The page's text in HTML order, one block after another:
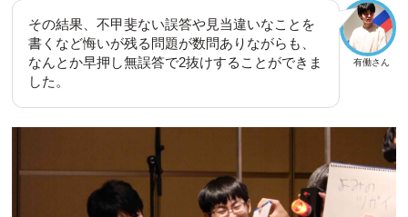
有働さん
その結果、不甲斐ない誤答や見当違いなことを
書くなど悔いが残る問題が数問ありながらも、
なんとか早押し無誤答で2抜けすることができま
した。